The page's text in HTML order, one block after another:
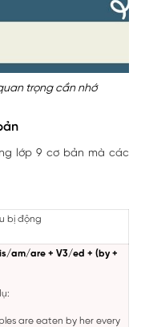
trọng cần nhớ
lớp 9 cơ bản mà các
bị động
am/are + V3/ed + (by +
are eaten by her every